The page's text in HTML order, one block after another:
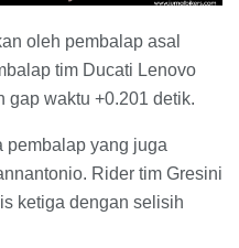
oleh pembalap asal
tim Ducati Lenovo
gap waktu +0.201 detik.
pembalap yang juga
Rider tim Gresini
ketiga dengan selisih